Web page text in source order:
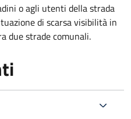
o agli utenti della strada
di scarsa visibilità in
due strade comunali.